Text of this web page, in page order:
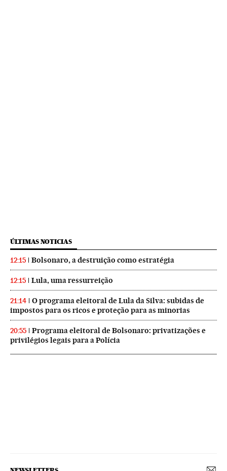
ÚLTIMAS NOTICIAS
12:15 Bolsonaro, a destruição como estratégia
12:15 Lula, uma ressurreição
21:14
O programa eleitoral de Lula da Silva: subidas de
impostos para os ricos e proteção para as minorias
20:55
Programa eleitoral de Bolsonaro: privatizações e
privilégios legais para a Polícia